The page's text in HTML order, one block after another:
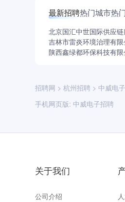
最新招聘热门城市热
北京国汇中世国际供应
吉林市雷炎环境治理有限
陕西鑫绿都环保科技有限
招聘网 > 杭州招聘 > 中威电
手机网页版: 中威电子招聘
关于我们
公司介绍